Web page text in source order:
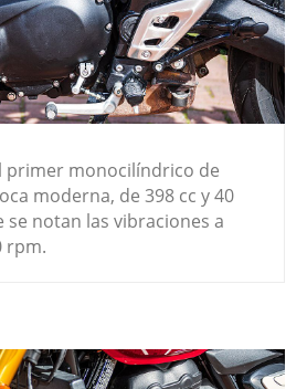
primer monocilíndrico de
moderna, de 398 cc y 40
se notan las vibraciones a
rpm.